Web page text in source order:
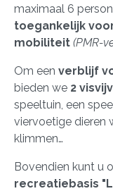
maximaal 6
toegankelijk
mobiliteit (PMR-
Om een verblijf
bieden we 2
speeltuin, een
viervoetige dieren
klimmen…
Bovendien kunt u
recreatiebasis